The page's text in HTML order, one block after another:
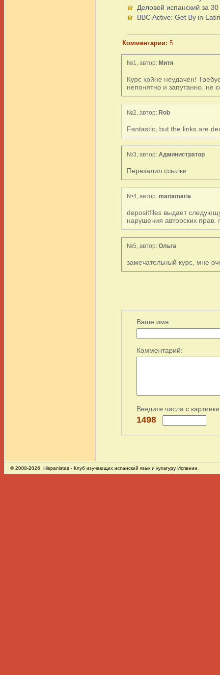
Деловой испанский за
BBC Active: Get By in
Комментарии: 5
№1, автор: Митя
Курс крйне неудачен!
непонятно и запутанно. не
№2, автор: Rob
Fantastic, but the links are
№3, автор: Администратор
Перезалил ссылки
№4, автор: mariamaria
depositfiles выдает
нарушения авторских прав.
№5, автор: Ольга
замечательный курс, мне
Ваше имя:
Комментарий:
Введите числа с
1498
© 2008-2026, Hispanistas - Клуб изучающих испанский язык и культуру Испании.